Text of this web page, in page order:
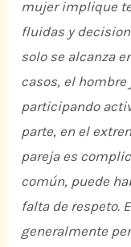
mujer implique
fluidas y
solo se alcanza
casos, el
participando
parte, en el
pareja es
común, puede
falta de respeto.
generalmente